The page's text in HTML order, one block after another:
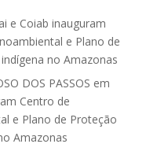
e Coiab inauguram
e Plano de
no Amazonas
DOS PASSOS em
Centro de
e Plano de Proteção
Amazonas